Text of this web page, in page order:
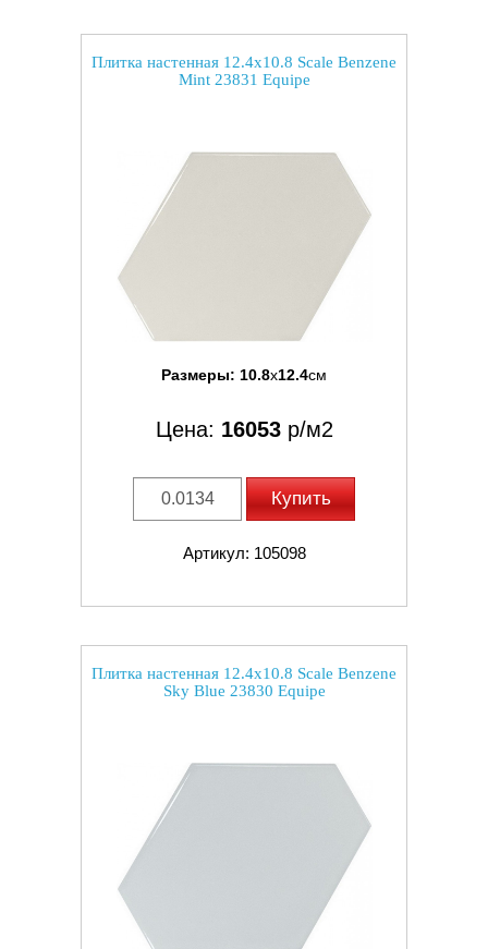
Плитка настенная 12.4x10.8 Scale Benzene
Mint 23831 Equipe
Размеры: 10.8x12.4см
Цена: 16053р/м2
Купить
Артикул: 105098
Плитка настенная 12.4x10.8 Scale Benzene
Sky Blue 23830 Equipe